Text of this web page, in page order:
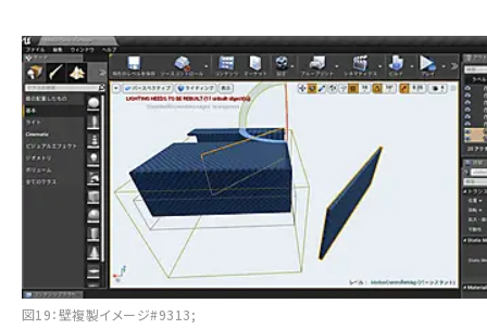
図19：壁複製イメージ#9313;